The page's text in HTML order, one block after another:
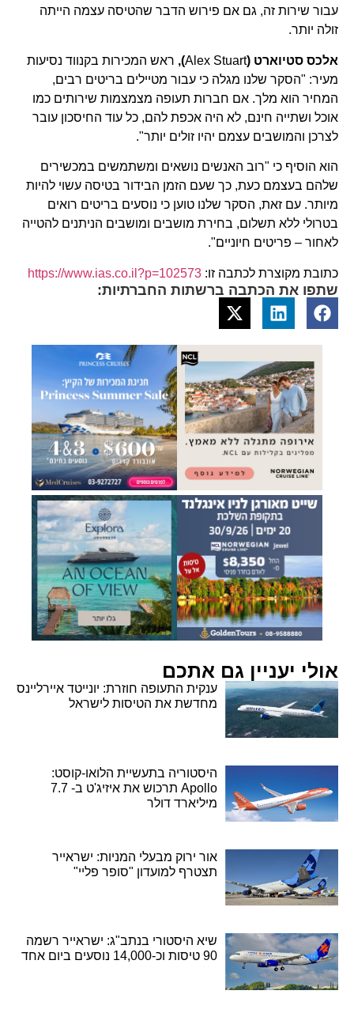
עבור שירות זה, גם אם פירוש הדבר שהטיסה עצמה הייתה
זולה יותר.
אלכס סטיוארט (
Alex Stuart
), ראש המכירות בקנווד נסיעות
מעיר: "הסקר שלנו מגלה כי עבור מטיילים בריטים רבים,
המחיר הוא מלך. אם חברות תעופה מצמצמות שירותים כמו
אוכל ושתייה חינם, לא היה אכפת להם, כל עוד החיסכון עובר
לצרכן והמושבים עצמם יהיו זולים יותר".
הוא הוסיף כי "רוב האנשים נושאים ומשתמשים במכשירים
שלהם בעצמם כעת, כך שעם הזמן הבידור בטיסה עשוי להיות
מיותר. עם זאת, הסקר שלנו טוען כי נוסעים בריטים רואים
בטרולי ללא תשלום, בחירת מושבים ומושבים הניתנים להטייה
לאחור – פריטים חיוניים".
כתובת מקוצרת לכתבה זו: https://www.ias.co.il?p=102573
שתפו את הכתבה ברשתות החברתיות:
אולי יעניין גם אתכם
ענקית התעופה חוזרת: יונייטד איירליינס
מחדשת את הטיסות לישראל
היסטוריה בתעשיית הלואו-קוסט:
Apollo תרכוש את איזיג'ט ב- 7.7
מיליארד דולר
אור ירוק מבעלי המניות: ישראייר
תצטרף למועדון "סופר פליי"
שיא היסטורי בנתב"ג: ישראייר רשמה
90 טיסות וכ-14,000 נוסעים ביום אחד